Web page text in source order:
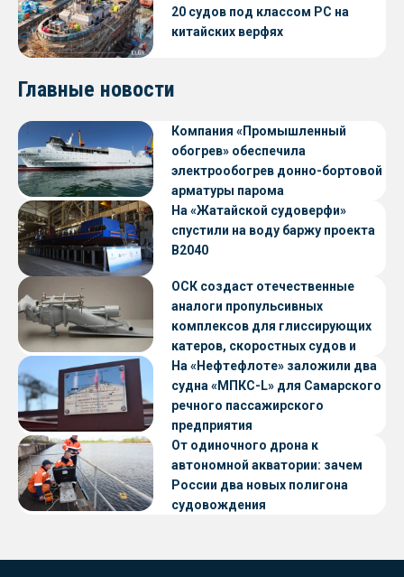
20 судов под классом РС на
китайских верфях
Главные новости
Компания «Промышленный
обогрев» обеспечила
электрообогрев донно-бортовой
арматуры парома
«Петропавловск» проекта CNF22
На «Жатайской судоверфи»
спустили на воду баржу проекта
В2040
ОСК создаст отечественные
аналоги пропульсивных
комплексов для глиссирующих
катеров, скоростных судов и
судов с малой осадкой
На «Нефтефлоте» заложили два
судна «МПКС-L» для Самарского
речного пассажирского
предприятия
От одиночного дрона к
автономной акватории: зачем
России два новых полигона
судовождения